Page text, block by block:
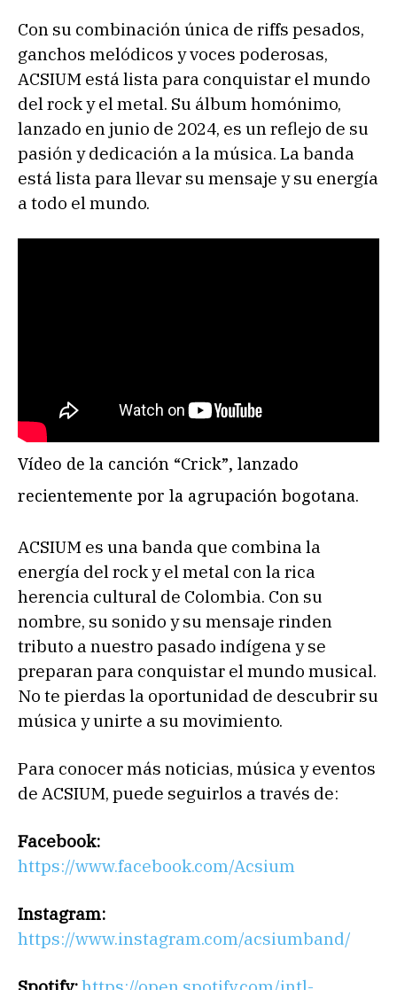
Con su combinación única de riffs pesados,
ganchos melódicos y voces poderosas,
ACSIUM está lista para conquistar el mundo
del rock y el metal. Su álbum homónimo,
lanzado en junio de 2024, es un reflejo de su
pasión y dedicación a la música. La banda
está lista para llevar su mensaje y su energía
a todo el mundo.
Vídeo de la canción “Crick”, lanzado
recientemente por la agrupación bogotana.
ACSIUM es una banda que combina la
energía del rock y el metal con la rica
herencia cultural de Colombia. Con su
nombre, su sonido y su mensaje rinden
tributo a nuestro pasado indígena y se
preparan para conquistar el mundo musical.
No te pierdas la oportunidad de descubrir su
música y unirte a su movimiento.
Para conocer más noticias, música y eventos
de ACSIUM, puede seguirlos a través de:
Facebook:
https://www.facebook.com/Acsium
Instagram:
https://www.instagram.com/acsiumband/